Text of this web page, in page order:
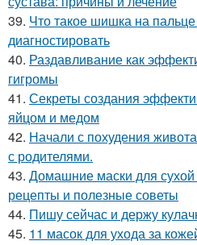
39. Что такое шишка на пальце
диагностировать
40. Раздавливание как
гигромы
41. Секреты создания
яйцом и медом
42. Начали с похудения
с родителями.
43. Домашние маски для
рецепты и полезные советы
44. Пишу сейчас и держу
45. 11 масок для ухода за